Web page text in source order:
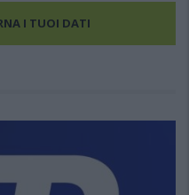
I TUOI DATI